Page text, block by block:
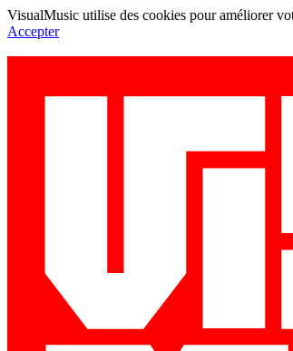
VisualMusic utilise des cookies pour améliorer
Accepter